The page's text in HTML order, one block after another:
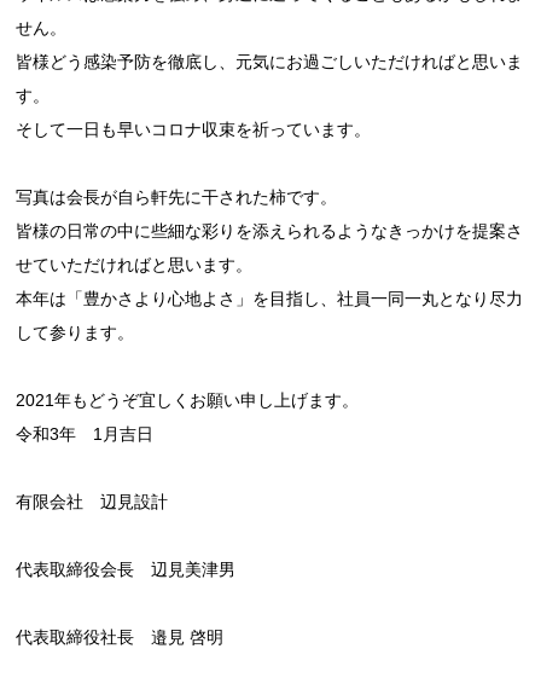
せん。
皆様どう感染予防を徹底し、元気にお過ごしいただければと思いま
す。
そして一日も早いコロナ収束を祈っています。
写真は会長が自ら軒先に干された柿です。
皆様の日常の中に些細な彩りを添えられるようなきっかけを提案さ
せていただければと思います。
本年は「豊かさより心地よさ」 を目指し、社員一同一丸となり尽力
して参ります。
2021年もどうぞ宜しくお願い申し上げます。
令和3年 1月吉日
有限会社 辺見設計
代表取締役会長 辺見美津男
代表取締役社長 邉見 啓明